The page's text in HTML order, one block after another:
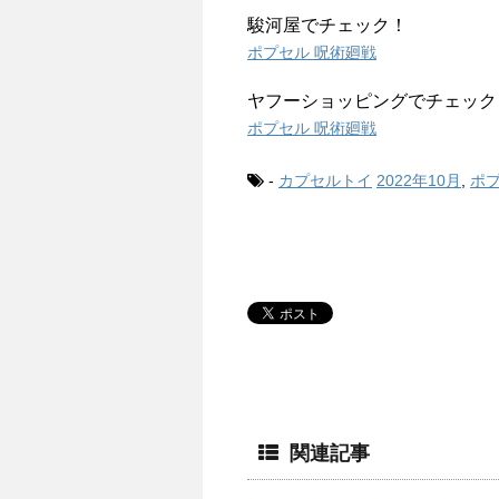
駿河屋でチェック！
ポプセル 呪術廻戦
ヤフーショッピングでチェック
ポプセル 呪術廻戦
- カプセルトイ 2022年10月 ポ
関連記事